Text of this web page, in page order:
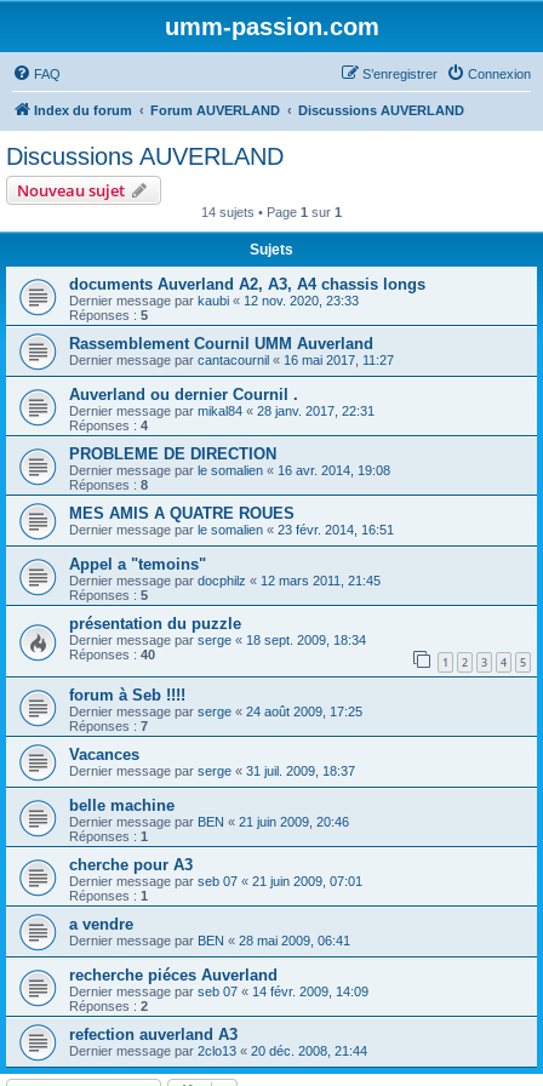
umm-passion.com
FAQ Connexion
S’enregistrer
Index du forum Forum AUVERLAND Discussions AUVERLAND
Discussions AUVERLAND
Nouveau sujet
14 sujets • Page 1 sur 1
Sujets
documents Auverland A2, A3, A4 chassis longs
Dernier message par kaubi « 12 nov. 2020, 23:33
Réponses : 5
Rassemblement Cournil UMM Auverland
Dernier message par cantacournil « 16 mai 2017, 11:27
Auverland ou dernier Cournil .
Dernier message par mikal84 « 28 janv. 2017, 22:31
Réponses : 4
PROBLEME DE DIRECTION
Dernier message par le somalien « 16 avr. 2014, 19:08
Réponses : 8
MES AMIS A QUATRE ROUES
Dernier message par le somalien « 23 févr. 2014, 16:51
Appel a "temoins"
Dernier message par docphilz « 12 mars 2011, 21:45
Réponses : 5
présentation du puzzle
Dernier message par serge « 18 sept. 2009, 18:34
Réponses : 40 1 2 3 4 5
forum à Seb !!!!
Dernier message par serge « 24 août 2009, 17:25
Réponses : 7
Vacances
Dernier message par serge « 31 juil. 2009, 18:37
belle machine
Dernier message par BEN « 21 juin 2009, 20:46
Réponses : 1
cherche pour A3
Dernier message par seb 07 « 21 juin 2009, 07:01
Réponses : 1
a vendre
Dernier message par BEN « 28 mai 2009, 06:41
recherche piéces Auverland
Dernier message par seb 07 « 14 févr. 2009, 14:09
Réponses : 2
refection auverland A3
Dernier message par 2clo13 « 20 déc. 2008, 21:44